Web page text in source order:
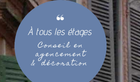
Passer
au
contenu